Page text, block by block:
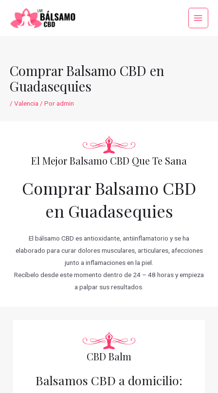
contenido
Main
Comprar Balsamo CBD en
Guadasequies
/ Valencia / Poradmin
El Mejor Balsamo CBD Que Te Sana
Comprar Balsamo CBD
en Guadasequies
El bálsamo CBD es antioxidante, antiinflamatorio y se ha
elaborado para curar dolores musculares, articulares, afecciones
junto a inflamaciones en la piel.
Recíbelo desde este momento dentro de 24 – 48 horas y empieza
a palpar sus resultados.
CBD Balm
Balsamos CBD a domicilio: